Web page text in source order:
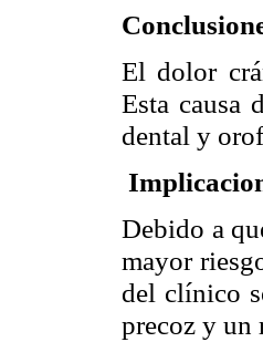
El dolor
Esta causa
dental y
Debido a
mayor
del clínico
precoz y un